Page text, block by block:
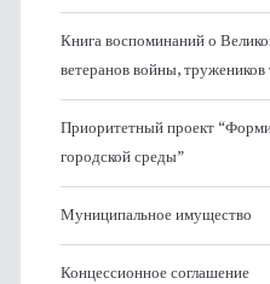
Книга воспоминаний о
ветеранов войны,
Приоритетный проект
городской среды”
Муниципальное имущество
Концессионное соглашение